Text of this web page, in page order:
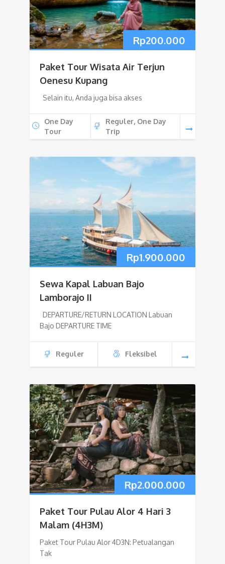
Rp200.000
Paket Tour Wisata Air Terjun
Oenesu Kupang
Selain itu, Anda juga bisa akses
One Day
Tour
Reguler, One Day
Trip
Rp1.900.000
Sewa Kapal Labuan Bajo
Lamborajo II
DEPARTURE/RETURN LOCATION Labuan
Bajo DEPARTURE TIME
Reguler Fleksibel
Rp2.000.000
Paket Tour Pulau Alor 4 Hari 3
Malam (4H3M)
Paket Tour Pulau Alor 4D3N: Petualangan
Tak